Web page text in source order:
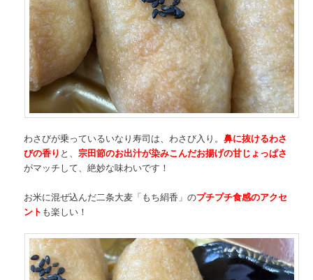
わさびが乗っているいなり寿司は、わさび入り。鼻に抜けるわさ
びの香り と、宗田節のお出汁が染みこんだお揚げの甘じょっぱさ
がマッチして、絶妙な味わいです！
お米に混ぜ込んだ二条大麦「もち絹香」のプチプチ食感のアクセ
ント も楽しい！